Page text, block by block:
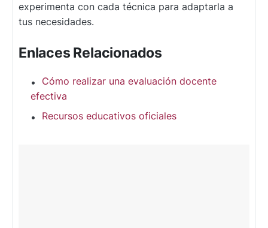
experimenta con cada técnica para adaptarla a
tus necesidades.
Enlaces Relacionados
Cómo realizar una evaluación docente
efectiva
Recursos educativos oficiales